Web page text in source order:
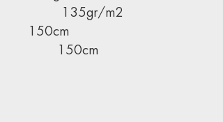
135gr/m2
150cm
150cm